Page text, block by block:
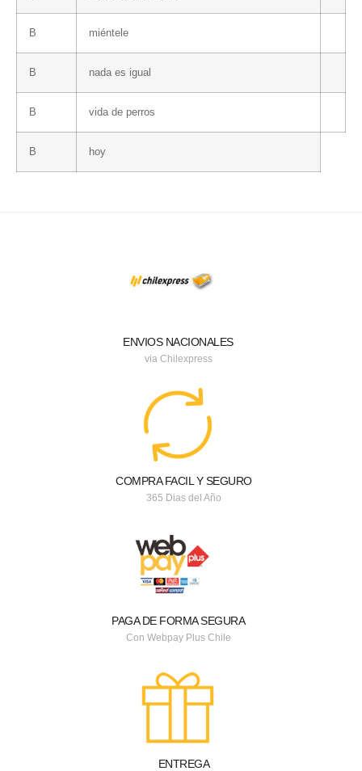
B miéntele
B nada es igual
B vida de perros
B hoy
ENVIOS NACIONALES
via Chilexpress
COMPRA FACIL Y SEGURO
365 Dias del Año
PAGA DE FORMA SEGURA
Con Webpay Plus Chile
ENTREGA